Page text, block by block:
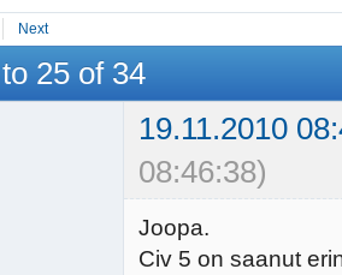
Next
25 of 34
19.11.2010
08:46:38)
Joopa.
Civ 5 on saanut